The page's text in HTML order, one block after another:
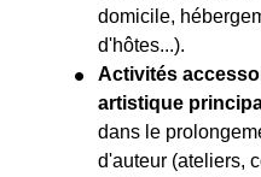
domicile,
d'hôtes...).
Activités
artistique
dans le
d'auteur (ateliers,